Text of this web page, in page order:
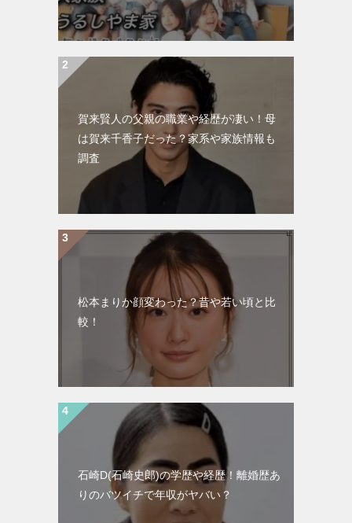
賀来賢人の父親の職業や経歴が凄い！母
は賀来千香子だった？家系や家族情報も
調査
松本まりか顔変わった？昔や若い頃と比
較！
石崎D(石崎史郎)の学歴や経歴！離婚歴あ
りのバツイチで年収がヤバい？